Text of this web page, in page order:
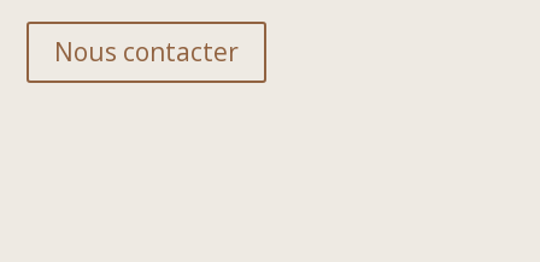
Nous contacter